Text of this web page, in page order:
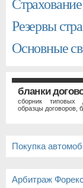
Резервы
Основные
бланки
сборник типовых
образцы договоров,
Покупка
Арбитраж Форекс